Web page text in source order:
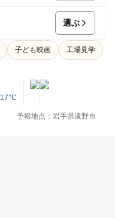
選ぶ
子ども映画 工場見学
17°C
予報地点：岩手県遠野市